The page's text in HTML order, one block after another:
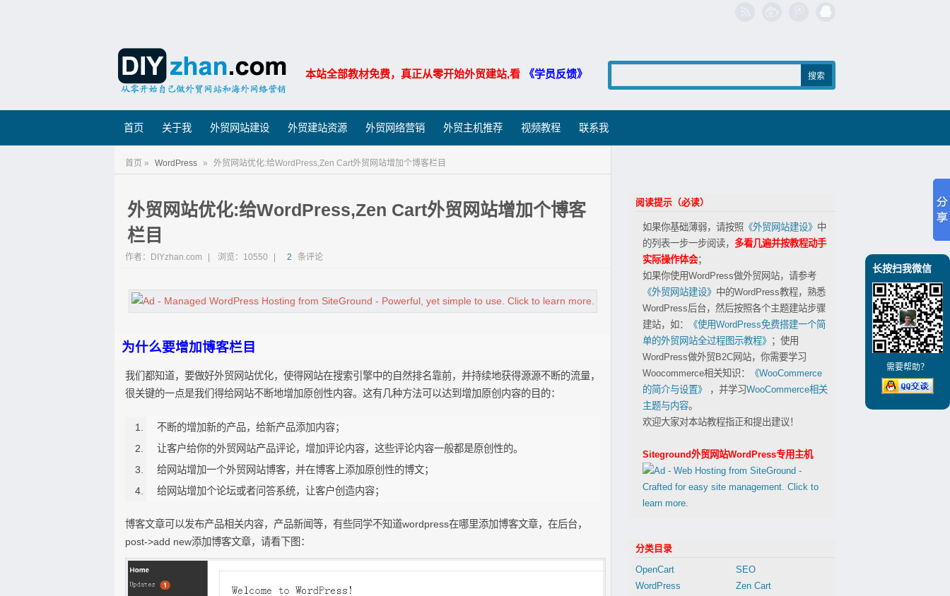
本站全部教材免费，真正从零开始外贸建站,看 《学员反馈》
首页 关于我 外贸网站建设 外贸建站资源 外贸网络营销 外贸主机推荐 视频教程 联系我
首页 » WordPress » 外贸网站优化:给WordPress,Zen Cart外贸网站增加个博客栏目
外贸网站优化:给WordPress,Zen Cart外贸网站增加个博客
栏目
作者：DIYzhan.com 浏览：10550 2 条评论
为什么要增加博客栏目
我们都知道，要做好外贸网站优化，使得网站在搜索引擎中的自然排名靠前，并持续地获得源源不断的流量，
很关键的一点是我们得给网站不断地增加原创性内容。这有几种方法可以达到增加原创内容的目的：
不断的增加新的产品，给新产品添加内容；
让客户给你的外贸网站产品评论，增加评论内容，这些评论内容一般都是原创性的。
给网站增加一个外贸网站博客，并在博客上添加原创性的博文；
给网站增加个论坛或者问答系统，让客户创造内容；
博客文章可以发布产品相关内容，产品新闻等，有些同学不知道wordpress在哪里添加博客文章，在后台，
post->add new添加博客文章，请看下图：
阅读提示（必读）
如果你基础薄弱，请按照 《外贸网站建设》 中
的列表一步一步阅读， 多看几遍并按教程动手
实际操作体会；
如果你使用WordPress做外贸网站，请参考
《外贸网站建设》 中的WordPress教程，熟悉
WordPress后台，然后按照各个主题建站步骤
建站，如：
《使用WordPress免费搭建一个简
单的外贸网站全过程图示教程》 ；使用
WordPress做外贸B2C网站，你需要学习
Woocommerce相关知识：
《WooCommerce
的简介与设置》
，并学习WooCommerce相关
主题与内容。
欢迎大家对本站教程指正和提出建议！
Siteground外贸网站WordPress专用主机
分类目录
OpenCart
SEO
WordPress
Zen Cart
长按扫我微信
需要帮助？